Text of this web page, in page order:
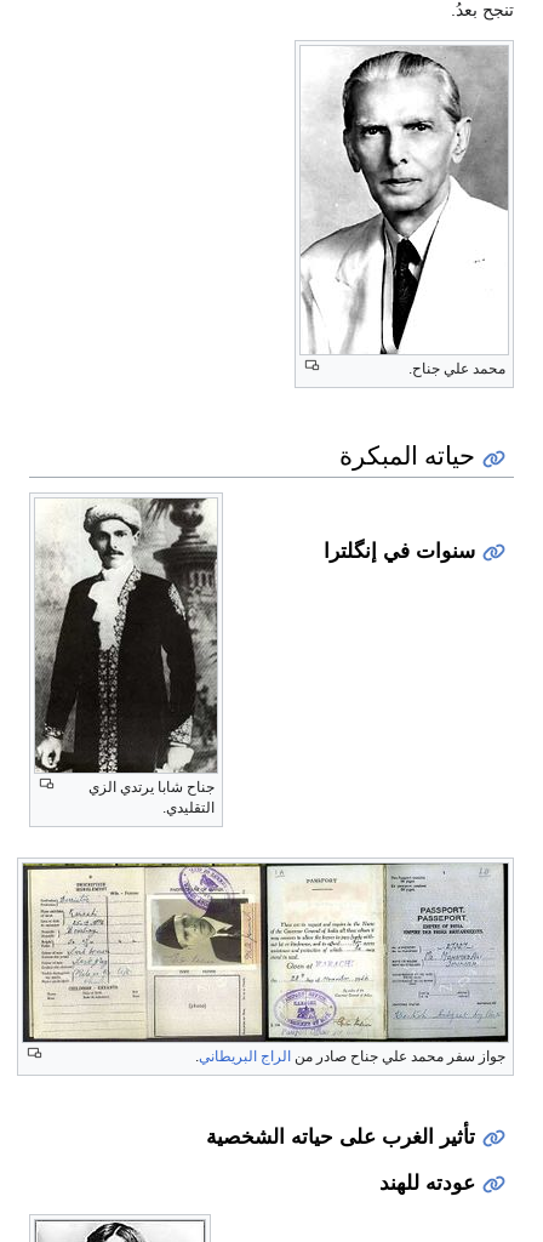
تنجح بعدُ.
محمد علي جناح.
حياته المبكرة
جناح شابا يرتدي الزي
التقليدي.
سنوات في إنگلترا
جواز سفر محمد علي جناح صادر من الراج البريطاني.
تأثير الغرب على حياته الشخصية
عودته للهند